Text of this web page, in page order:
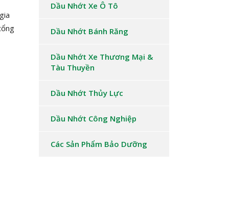
Dầu Nhớt Xe Ô Tô
Dầu Nhớt Bánh Răng
Dầu Nhớt Xe Thương Mại &
Tàu Thuyền
Dầu Nhớt Thủy Lực
Dầu Nhớt Công Nghiệp
Các Sản Phẩm Bảo Dưỡng